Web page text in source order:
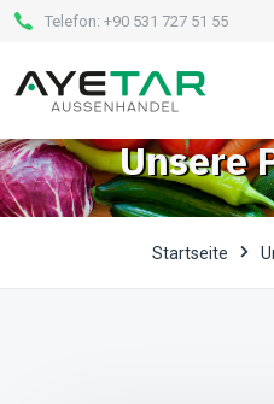
Telefon: +90 531 727 51 55
Unsere
Startseite